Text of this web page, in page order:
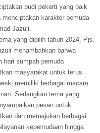
budi pekerti yang baik
karakter pemuda
Jazuli.
yang dipilih tahun 2024, Pjs.
menambahkan bahwa
hari sumpah pemuda
masyarakat untuk terus
memiliki berbagai macam
Sedangkan tema yang
pesan untuk
dan memajukan berbagai
kepemudaan hingga